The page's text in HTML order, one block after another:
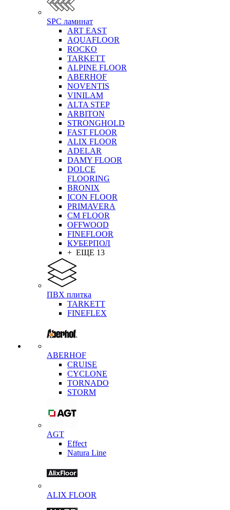
SPC ламинат
ART EAST
AQUAFLOOR
ROCKO
TARKETT
ALPINE FLOOR
ABERHOF
NOVENTIS
VINILAM
ALTA STEP
ARBITON
STRONGHOLD
FAST FLOOR
ALIX FLOOR
ADELAR
DAMY FLOOR
DOLCE
FLOORING
BRONIX
ICON FLOOR
PRIMAVERA
CM FLOOR
OFFWOOD
FINEFLOOR
КУБЕРПОЛ
+ ЕЩЕ 13
ПВХ плитка
TARKETT
FINEFLEX
ABERHOF
CRUISE
CYCLONE
TORNADO
STORM
AGT
Effect
Natura Line
ALIX FLOOR